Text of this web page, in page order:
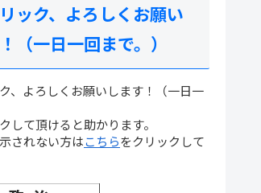
ック、よろしくお願い
（一日一回まで。）
、よろしくお願いします！（一日一
して頂けると助かります。
されない方はこちらをクリックして